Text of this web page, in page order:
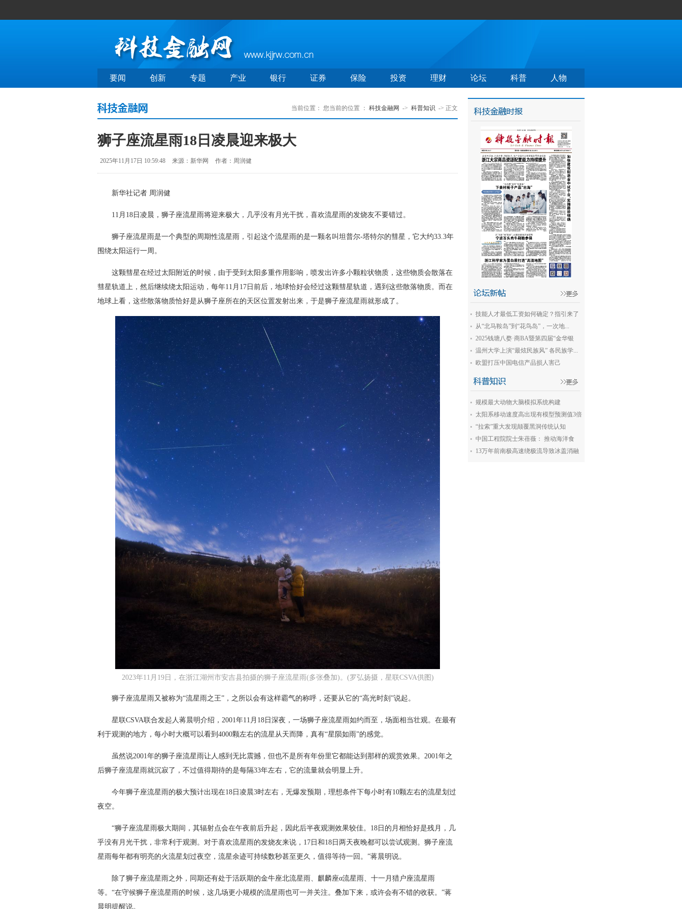
要闻 创新 专题 产业 银行 证券 保险 投资 理财 论坛 科普 人物
当前位置： 您当前的位置 ： 科技金融网 -> 科普知识 -> 正文
狮子座流星雨18日凌晨迎来极大
2025年11月17日 10:59:48 来源：新华网 作者：周润健
新华社记者 周润健
11月18日凌晨，狮子座流星雨将迎来极大，几乎没有月光干扰，喜欢流星雨的发烧友不要错过。
狮子座流星雨是一个典型的周期性流星雨，引起这个流星雨的是一颗名叫坦普尔-塔特尔的彗星，它大约33.3年
围绕太阳运行一周。
这颗彗星在经过太阳附近的时候，由于受到太阳多重作用影响，喷发出许多小颗粒状物质，这些物质会散落在
彗星轨道上，然后继续绕太阳运动，每年11月17日前后，地球恰好会经过这颗彗星轨道，遇到这些散落物质。而在
地球上看，这些散落物质恰好是从狮子座所在的天区位置发射出来，于是狮子座流星雨就形成了。
2023年11月19日，在浙江湖州市安吉县拍摄的狮子座流星雨(多张叠加)。(罗弘扬摄，星联CSVA供图)
狮子座流星雨又被称为“流星雨之王”，之所以会有这样霸气的称呼，还要从它的“高光时刻”说起。
星联CSVA联合发起人蒋晨明介绍，2001年11月18日深夜，一场狮子座流星雨如约而至，场面相当壮观。在最有
利于观测的地方，每小时大概可以看到4000颗左右的流星从天而降，真有“星陨如雨”的感觉。
虽然说2001年的狮子座流星雨让人感到无比震撼，但也不是所有年份里它都能达到那样的观赏效果。2001年之
后狮子座流星雨就沉寂了，不过值得期待的是每隔33年左右，它的流量就会明显上升。
今年狮子座流星雨的极大预计出现在18日凌晨3时左右，无爆发预期，理想条件下每小时有10颗左右的流星划过
夜空。
“狮子座流星雨极大期间，其辐射点会在午夜前后升起，因此后半夜观测效果较佳。18日的月相恰好是残月，几
乎没有月光干扰，非常利于观测。对于喜欢流星雨的发烧友来说，17日和18日两天夜晚都可以尝试观测。狮子座流
星雨每年都有明亮的火流星划过夜空，流星余迹可持续数秒甚至更久，值得等待一回。”蒋晨明说。
除了狮子座流星雨之外，同期还有处于活跃期的金牛座北流星雨、麒麟座α流星雨、十一月猎户座流星雨
等。“在守候狮子座流星雨的时候，这几场更小规模的流星雨也可一并关注。叠加下来，或许会有不错的收获。”蒋
晨明提醒说。
技能人才最低工资如何确定？指引来了
从“北马鞍岛”到“花鸟岛”，一次地...
2025钱塘八婺·商BA暨第四届“金华银
行...
温州大学上演“最炫民族风” 各民族学...
欧盟打压中国电信产品损人害己
规模最大动物大脑模拟系统构建
太阳系移动速度高出现有模型预测值3倍
“拉索”重大发现颠覆黑洞传统认知
中国工程院院士朱蓓薇： 推动海洋食
品...
13万年前南极高速绕极流导致冰盖消融